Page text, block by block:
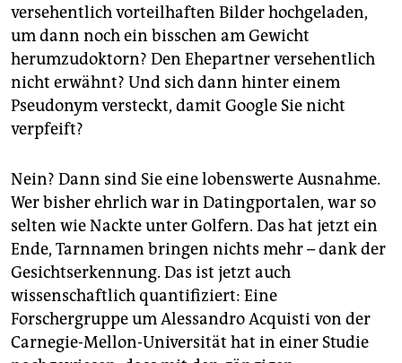
abo
genossenschaft
epaper login
versehentlich vorteilhaften Bilder hochgeladen,
um dann noch ein bisschen am Gewicht
herumzudoktorn? Den Ehepartner versehentlich
nicht erwähnt? Und sich dann hinter einem
Pseudonym versteckt, damit Google Sie nicht
verpfeift?
Nein? Dann sind Sie eine lobenswerte Ausnahme.
Wer bisher ehrlich war in Datingportalen, war so
selten wie Nackte unter Golfern. Das hat jetzt ein
Ende, Tarnnamen bringen nichts mehr – dank der
Gesichtserkennung. Das ist jetzt auch
wissenschaftlich quantifiziert: Eine
Forschergruppe um Alessandro Acquisti von der
Carnegie-Mellon-Universität hat in einer Studie